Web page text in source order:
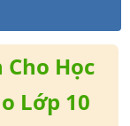
Học
Lớp 10